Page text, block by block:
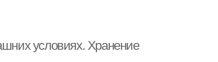
условиях. Хранение